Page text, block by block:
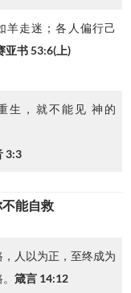
羊走迷；各人偏行己
亚书 53:6(上)
生，就不能见 神的
3:3
能自救
人以为正，至终成为
箴言 14:12